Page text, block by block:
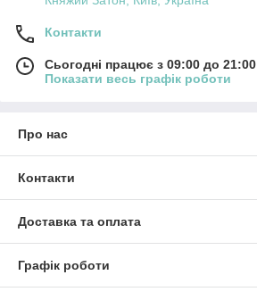
Контакти
Сьогодні працює з 09:00 до 21:00
Показати весь графік роботи
Про нас
Контакти
Доставка та оплата
Графік роботи